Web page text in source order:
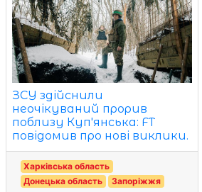
ЗСУ здійснили
неочікуваний прорив
поблизу Куп'янська: FT
повідомив про нові виклики.
Харківська область
Донецька область
Запоріжжя